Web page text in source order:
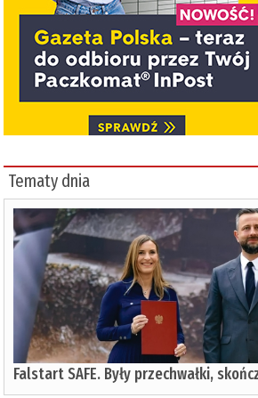
Tematy dnia
Falstart SAFE. Były przechwałki,